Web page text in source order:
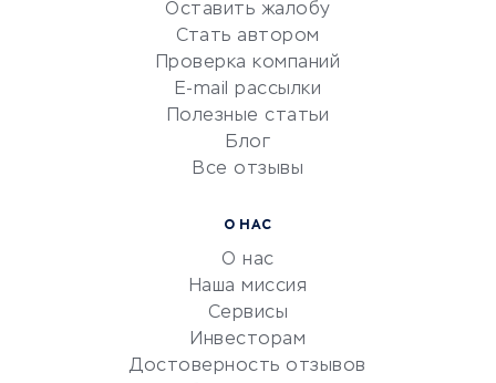
Красота и здоровье
Сервисы по поиску работы
Сетевой маркетинг
УСЛУГИ ДЛЯ БИЗНЕСА
документооборот
Оставить жалобу
Стать автором
Проверка компаний
E-mail рассылки
Полезные статьи
Блог
Все отзывы
О НАС
О нас
Наша миссия
Сервисы
Инвесторам
Достоверность отзывов